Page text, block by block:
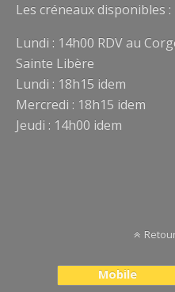
Les créneaux disponibles :
Lundi : 14h00 RDV au
Sainte Libère
Lundi : 18h15 idem
Mercredi : 18h15 idem
Jeudi : 14h00 idem
Mobile